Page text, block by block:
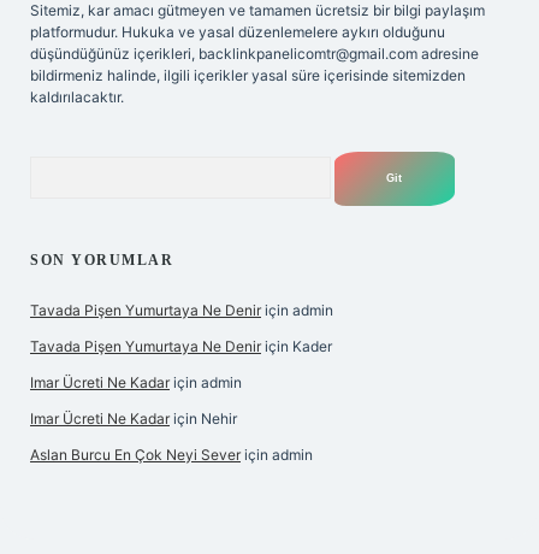
Sitemiz, kar amacı gütmeyen ve tamamen ücretsiz bir bilgi paylaşım
platformudur. Hukuka ve yasal düzenlemelere aykırı olduğunu
düşündüğünüz içerikleri, backlinkpanelicomtr@gmail.com adresine
bildirmeniz halinde, ilgili içerikler yasal süre içerisinde sitemizden
kaldırılacaktır.
SON YORUMLAR
Tavada Pişen Yumurtaya Ne Denir için admin
Tavada Pişen Yumurtaya Ne Denir için Kader
Imar Ücreti Ne Kadar için admin
Imar Ücreti Ne Kadar için Nehir
Aslan Burcu En Çok Neyi Sever için admin